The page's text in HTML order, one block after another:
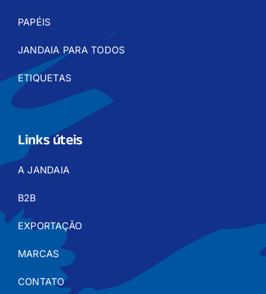
PAPÉIS
JANDAIA PARA TODOS
ETIQUETAS
Links úteis
A JANDAIA
B2B
EXPORTAÇÃO
MARCAS
CONTATO